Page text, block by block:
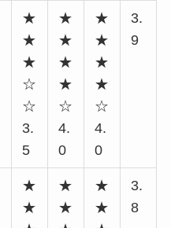
★
★
★
☆
☆
3.
5
★
★
★
★
☆
4.
0
★
★
★
★
☆
4.
0
3.
9
★
★
★
★
★
★
3.
8